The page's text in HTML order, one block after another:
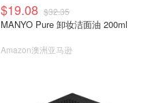
$19.08 $32.35
MANYO Pure 卸妆洁面油 200ml
Amazon澳洲亚马逊